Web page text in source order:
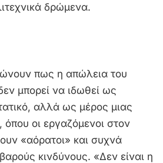
δρώμενα.
πως η απώλεια του
μπορεί να ιδωθεί ως
αλλά ως μέρος μιας
όπου οι εργαζόμενοι στον
«αόρατοι» και συχνά
κινδύνους. «Δεν είναι η